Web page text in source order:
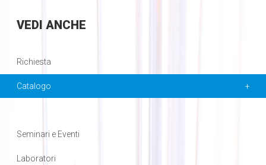
VEDI ANCHE
Richiesta
Catalogo
Seminari e Eventi
Laboratori